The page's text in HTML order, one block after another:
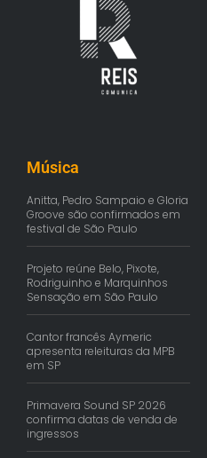
Música
Anitta, Pedro Sampaio e Gloria
Groove são confirmados em
festival de São Paulo
Projeto reúne Belo, Pixote,
Rodriguinho e Marquinhos
Sensação em São Paulo
Cantor francês Aymeric
apresenta releituras da MPB
em SP
Primavera Sound SP 2026
confirma datas de venda de
ingressos